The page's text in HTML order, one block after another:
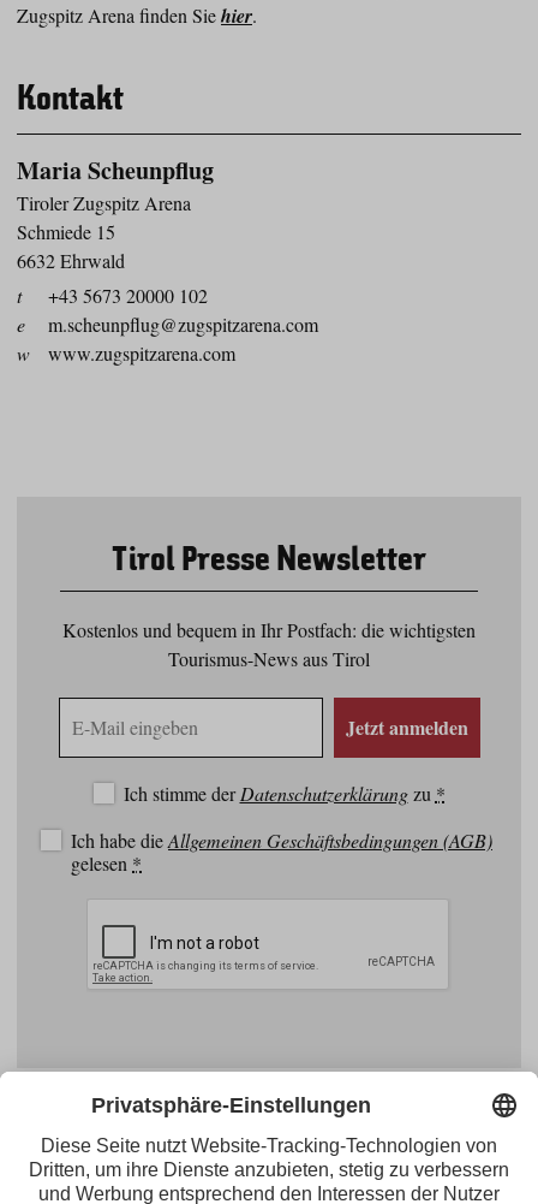
Zugspitz Arena finden Siehier.
Kontakt
Maria Scheunpflug
Tiroler Zugspitz Arena
Schmiede 15
6632 Ehrwald
t
+43 5673 20000 102
e
m.scheunpflug@zugspitzarena.com
w
www.zugspitzarena.com
Tirol Presse Newsletter
Kostenlos und bequem in Ihr Postfach: die wichtigsten
Tourismus-News aus Tirol
Mail
Jetzt anmelden
Ich stimme derDatenschutzerklärungzu *
Ich habe dieAllgemeinen Geschäftsbedingungen (AGB)
gelesen *
Instagram